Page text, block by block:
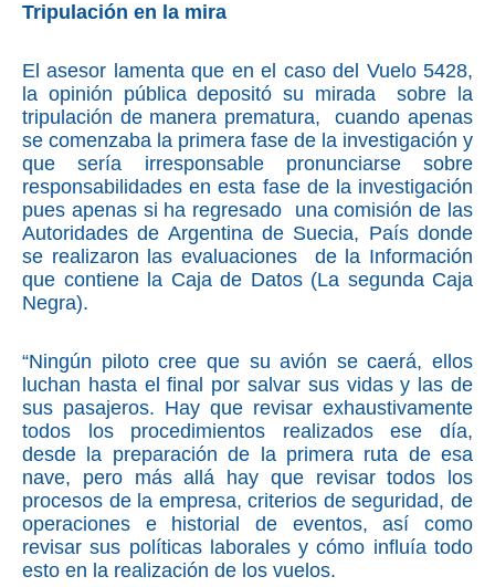
Tripulación en la mira
El asesor lamenta que en el caso del Vuelo 5428,
la opinión pública depositó su mirada sobre la
tripulación de manera prematura, cuando apenas
se comenzaba la primera fase de la investigación y
que sería irresponsable pronunciarse sobre
responsabilidades en esta fase de la investigación
pues apenas si ha regresado una comisión de las
Autoridades de Argentina de Suecia, País donde
se realizaron las evaluaciones de la Información
que contiene la Caja de Datos (La segunda Caja
Negra).
“Ningún piloto cree que su avión se caerá, ellos
luchan hasta el final por salvar sus vidas y las de
sus pasajeros. Hay que revisar exhaustivamente
todos los procedimientos realizados ese día,
desde la preparación de la primera ruta de esa
nave, pero más allá hay que revisar todos los
procesos de la empresa, criterios de seguridad, de
operaciones e historial de eventos, así como
revisar sus políticas laborales y cómo influía todo
esto en la realización de los vuelos.